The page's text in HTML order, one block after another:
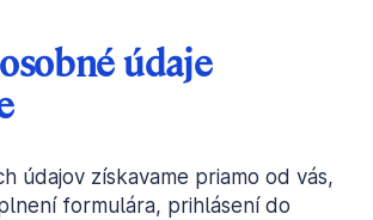
údaje
údajov získavame priamo od vás,
formulára, prihlásení do